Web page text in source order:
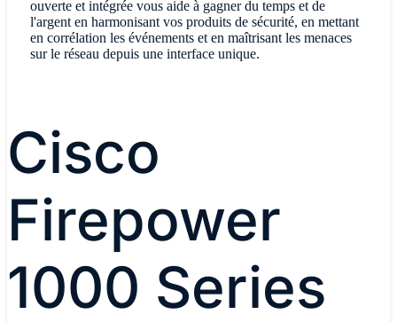
ouverte et intégrée vous aide à gagner du temps et de
l'argent en harmonisant vos produits de sécurité, en mettant
en corrélation les événements et en maîtrisant les menaces
sur le réseau depuis une interface unique.
Cisco
Firepower
1000 Series